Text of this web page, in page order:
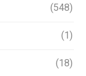
(548)
(1)
(18)